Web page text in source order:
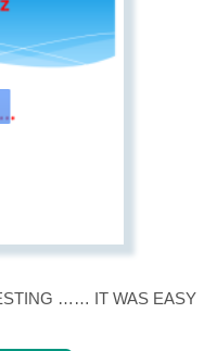
…… IT WAS EASY